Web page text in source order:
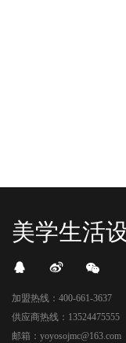
美学生活
加盟热线：400-661-3637
供应商热线：13524475555
邮箱：yoyosojmc@163.com